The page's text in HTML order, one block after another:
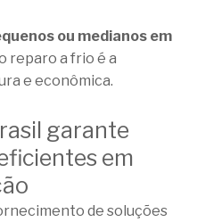
ou medianos em
reparo a frio é a
e econômica.
garante
em
de soluções